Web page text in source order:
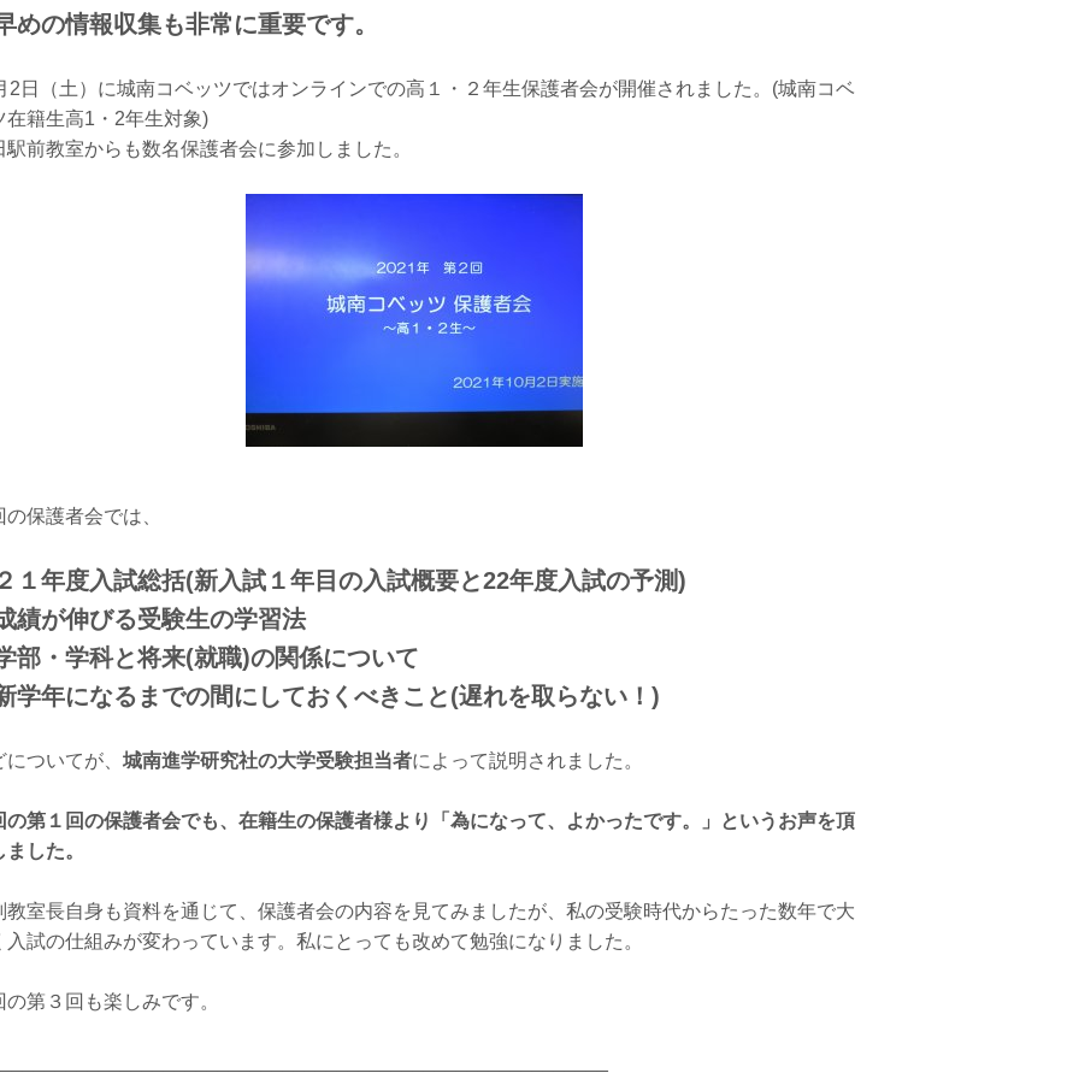
めの情報収集も非常に重要です。
2日（土）に城南コベッツではオンラインでの高１・２年生保護者会が開催されました。(城南コベ
在籍生高1・2年生対象)
駅前教室からも数名保護者会に参加しました。
の保護者会では、
１年度入試総括(新入試１年目の入試概要と22年度入試の予測)
績が伸びる受験生の学習法
部・学科と将来(就職)の関係について
学年になるまでの間にしておくべきこと(遅れを取らない！)
についてが、 城南進学研究社の大学受験担当者によって説明されました。
の第１回の保護者会でも、在籍生の保護者様より「為になって、よかったです。」というお声を頂
ました。
教室長自身も資料を通じて、保護者会の内容を見てみましたが、私の受験時代からたった数年で大
入試の仕組みが変わっています。私にとっても改めて勉強になりました。
の第３回も楽しみです。